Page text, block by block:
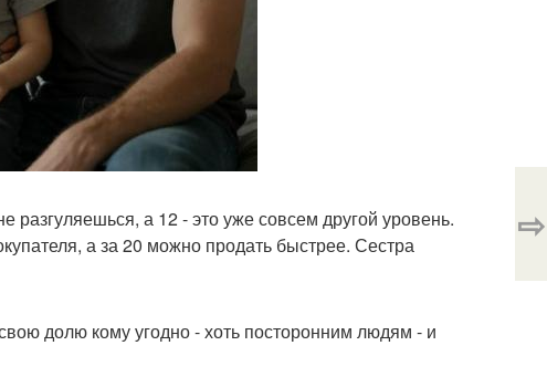
а 12 - это уже совсем другой уровень.
а за 20 можно продать быстрее. Сестра
долю кому угодно - хоть посторонним людям - и
⇨